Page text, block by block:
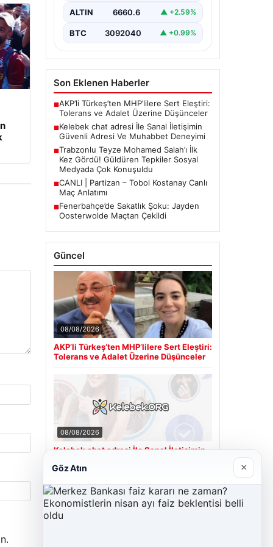
taşımaktadır. Güncel olarak…
ALTIN 6660.6 ▲ +2.59%
BTC 3092040 ▲ +0.99%
Son Eklenen Haberler
■AKP’li Türkeş’ten MHP’lilere Sert Eleştiri:
Tolerans ve Adalet Üzerine Düşünceler
■Kelebek chat adresi İle Sanal İletişimin
Güvenli Adresi Ve Muhabbet Deneyimi
■Trabzonlu Teyze Mohamed Salah’ı İlk
Kez Gördü! Güldüren Tepkiler Sosyal
Medyada Çok Konuşuldu
■CANLI | Partizan – Tobol Kostanay Canlı
Maç Anlatımı
■Fenerbahçe’de Sakatlık Şoku: Jayden
Oosterwolde Maçtan Çekildi
Güncel
08/08/2026
AKP’li Türkeş’ten MHP’lilere Sert Eleştiri:
Tolerans ve Adalet Üzerine Düşünceler
08/08/2026
Kelebek chat adresi İle Sanal İletişimin
Son Eklenen Firmalar
Göz Atın ×